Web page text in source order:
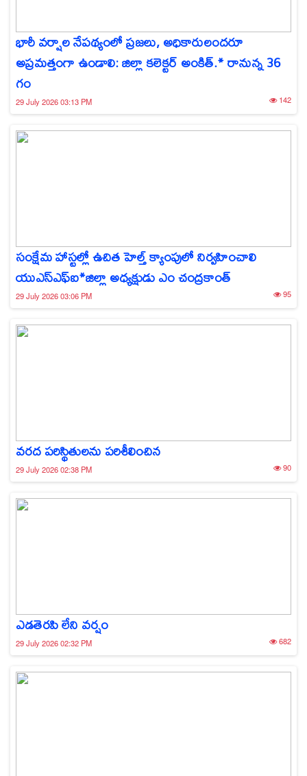
భారీ వర్షాల నేపథ్యంలో ప్రజలు, అధికారులందరూ
అప్రమత్తంగా ఉండాలి: జిల్లా కలెక్టర్ అంకిత్.* రానున్న 36
గం
29 July 2026 03:13 PM 142
సంక్షేమ హాస్టల్లో ఉచిత హెల్త్ క్యాంపులో నిర్వహించాలి
యుఎస్ఎఫ్ఐ*జిల్లా అధ్యక్షుడు ఎం చంద్రకాంత్
29 July 2026 03:06 PM 95
వరద పరిస్థితులను పరిశీలించిన
29 July 2026 02:38 PM 90
ఎడతెరపి లేని వర్షం
29 July 2026 02:32 PM 682